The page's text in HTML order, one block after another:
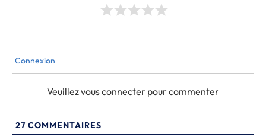
Connexion
Veuillez vous connecter pour commenter
27 COMMENTAIRES